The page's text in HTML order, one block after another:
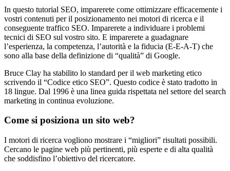
In questo tutorial SEO, imparerete come ottimizzare efficacemente i
vostri contenuti per il posizionamento nei motori di ricerca e il
conseguente traffico SEO. Imparerete a individuare i problemi
tecnici di SEO sul vostro sito. E imparerete a guadagnare
l’esperienza, la competenza, l’autorità e la fiducia (E-E-A-T) che
sono alla base della definizione di “qualità” di Google.
Bruce Clay ha stabilito lo standard per il web marketing etico
scrivendo il “Codice etico SEO”. Questo codice è stato tradotto in
18 lingue. Dal 1996 è una linea guida rispettata nel settore del search
marketing in continua evoluzione.
Come si posiziona un sito web?
I motori di ricerca vogliono mostrare i “migliori” risultati possibili.
Cercano le pagine web più pertinenti, più esperte e di alta qualità
che soddisfino l’obiettivo del ricercatore.